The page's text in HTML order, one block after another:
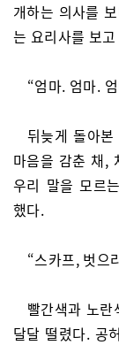
개하는 의사를
는 요리사를 보
“엄마. 엄마.
뒤늦게 돌아
마음을 감춘 채,
우리 말을 모르
했다.
“스카프, 벗으
빨간색과 노
달달 떨렸다. 공